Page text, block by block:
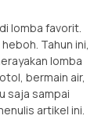
lomba favorit.
Tahun ini,
lomba
bermain air,
saja sampai
artikel ini.